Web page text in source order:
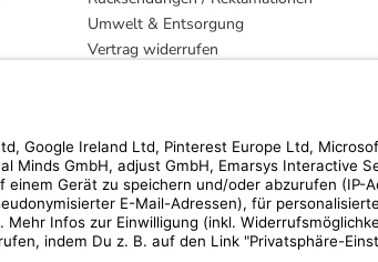
Umwelt & Entsorgung
Vertrag widerrufen